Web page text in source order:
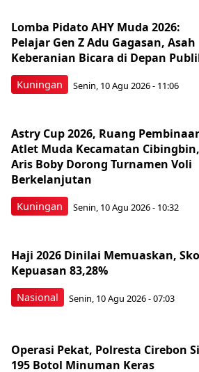
Kuningan
Lomba Pidato AHY Muda 2026:
Pelajar Gen Z Adu Gagasan, Asah
Keberanian Bicara di Depan
Senin, 10 Agu 2026 - 11:06
Kuningan
Astry Cup 2026, Ruang
Atlet Muda Kecamatan Cibingbin,
Aris Boby Dorong Turnamen Voli
Berkelanjutan
Senin, 10 Agu 2026 - 10:32
Nasional
Haji 2026 Dinilai Memuaskan,
Kepuasan 83,28%
Senin, 10 Agu 2026 - 07:03
Operasi Pekat, Polresta Cirebon
195 Botol Minuman Keras